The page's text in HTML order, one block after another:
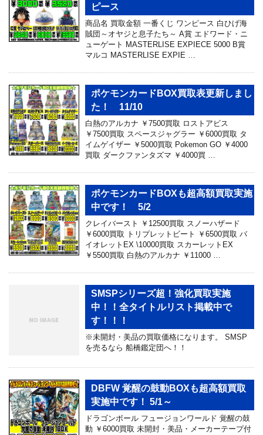
ピース
商品名 買取金額 一番くじ ワンピース 白ひげ海
賊団～オヤジと息子たち～ A賞 エドワード・ニ
ューゲート MASTERLISE EXPIECE 5000 B賞
マルコ MASTERLISE EXPIE …
ポケモンカードBOX買取表更新しまし
た！ 11/10
白熱のアルカナ ￥7500買取 ロストアビス
￥7500買取 スペースジャグラー ￥6000買取 タ
イムゲイザー ￥5000買取 Pokemon GO ￥4000
買取 ダークファンタズマ ￥4000買 …
ポケモンカードBOXも超高額買取実施
中です！ 5/2
クレイバースト ￥12500買取 スノーハザード
￥6000買取 トリプレットビート ￥6500買取 バ
イオレットEX \10000買取 スカーレットEX
￥5500買取 白熱のアルカナ ￥11000 …
SMSPシリーズ超！強化買取実施
中！！全タイトルリスト掲載中で
す！！！
※未開封・美品の買取価格になります。 SMSP
を売るなら 船橋鑑定団へ！！
DBFW 覚醒の鼓動BOXも超高額買取
実施中です！ 5/1～
ドラゴンボール フュージョンワールド 覚醒の鼓
動 ￥6000買取 未開封・美品・メーカーテープ付